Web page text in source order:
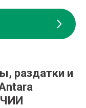
раздатки и